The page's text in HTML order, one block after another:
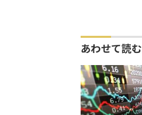
あわせて読む